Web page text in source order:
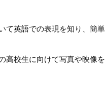
て英語での表現を知り、簡
高校生に向けて写真や映像